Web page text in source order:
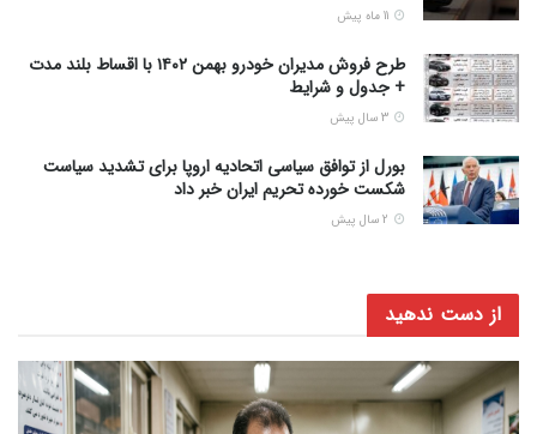
طرح فروش مدیران خودرو بهمن ۱۴۰۲ با اقساط بلند مدت
+ جدول و شرایط
بورل از توافق سیاسی اتحادیه اروپا برای تشدید سیاست
شکست خورده تحریم ایران خبر داد
از دست ندهید